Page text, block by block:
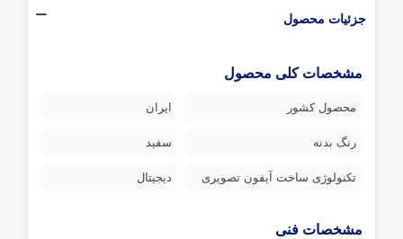
جزئیات محصول
مشخصات کلی محصول
محصول کشور ایران
رنگ بدنه سفید
تکنولوژی ساخت آیفون تصویری دیجیتال
مشخصات فنی